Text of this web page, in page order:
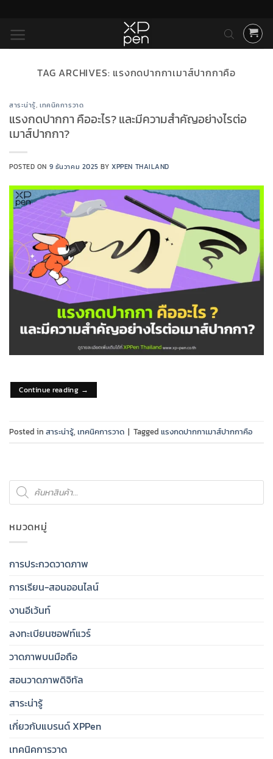
ยัง
เนื้อหา
TAG ARCHIVES: แรงกดปากกาเมาส์ปากกาคือ
สาระน่ารู้,เทคนิคการวาด
แรงกดปากกา คืออะไร? และมีความสำคัญอย่างไรต่อ
เมาส์ปากกา?
POSTED ON 9 ธันวาคม 2025 BYXPPEN THAILAND
Continue reading →
Posted in สาระน่ารู้, เทคนิคการวาด | Tagged แรงกดปากกาเมาส์ปากกาคือ
Products
search
หมวดหมู่
การประกวดวาดภาพ
การเรียน-สอนออนไลน์
งานอีเว้นท์
ลงทะเบียนซอฟท์แวร์
วาดภาพบนมือถือ
สอนวาดภาพดิจิทัล
สาระน่ารู้
เกี่ยวกับแบรนด์ XPPen
เทคนิคการวาด